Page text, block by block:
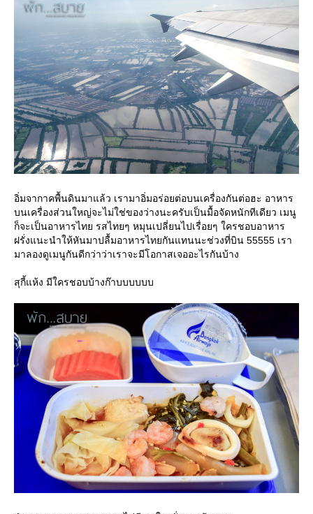
อิ่มจากาคพื้นดินมาแล้ว เรามาอิ่มอร่อยต่อบนเครื่องกันต่อฮะ อาหาร
บนเครื่องส่วนใหญ่จะไม่ใช่ของว่างนะครับเป็นมื้อจัดหนักทีเดียว เมนู
ก็จะเป็นอาหารไทย รสไทยๆ หมุนเปลี่ยนไปเรื่อยๆ ใครชอบอาหาร
ฝรั่งแนะนำให้หันมาปลื้มอาหารไทยกันแทนนะช่วงที่บิน 55555 เรา
มาลองดูเมนูกันดีกว่าว่าเราจะมีโอกาสเจออะไรกันบ้าง
สุกี้แห้ง มีใครชอบบ้างก๊าบบบบบบ